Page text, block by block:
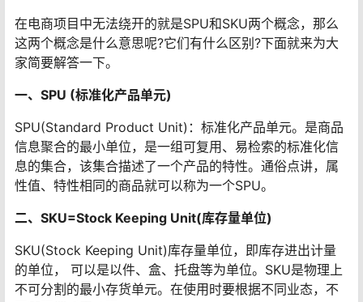
在电商项目中无法绕开的就是SPU和SKU两个概念，那么
这两个概念是什么意思呢?它们有什么区别?下面就来为大
家简要解答一下。
一、SPU (标准化产品单元)
SPU(Standard Product Unit)：标准化产品单元。是商品
信息聚合的最小单位，是一组可复用、易检索的标准化信
息的集合，该集合描述了一个产品的特性。通俗点讲，属
性值、特性相同的商品就可以称为一个SPU。
二、SKU=Stock Keeping Unit(库存量单位)
SKU(Stock Keeping Unit)库存量单位，即库存进出计量
的单位， 可以是以件、盒、托盘等为单位。SKU是物理上
不可分割的最小存货单元。在使用时要根据不同业态，不